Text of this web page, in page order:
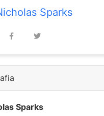
Sparks
Sparks